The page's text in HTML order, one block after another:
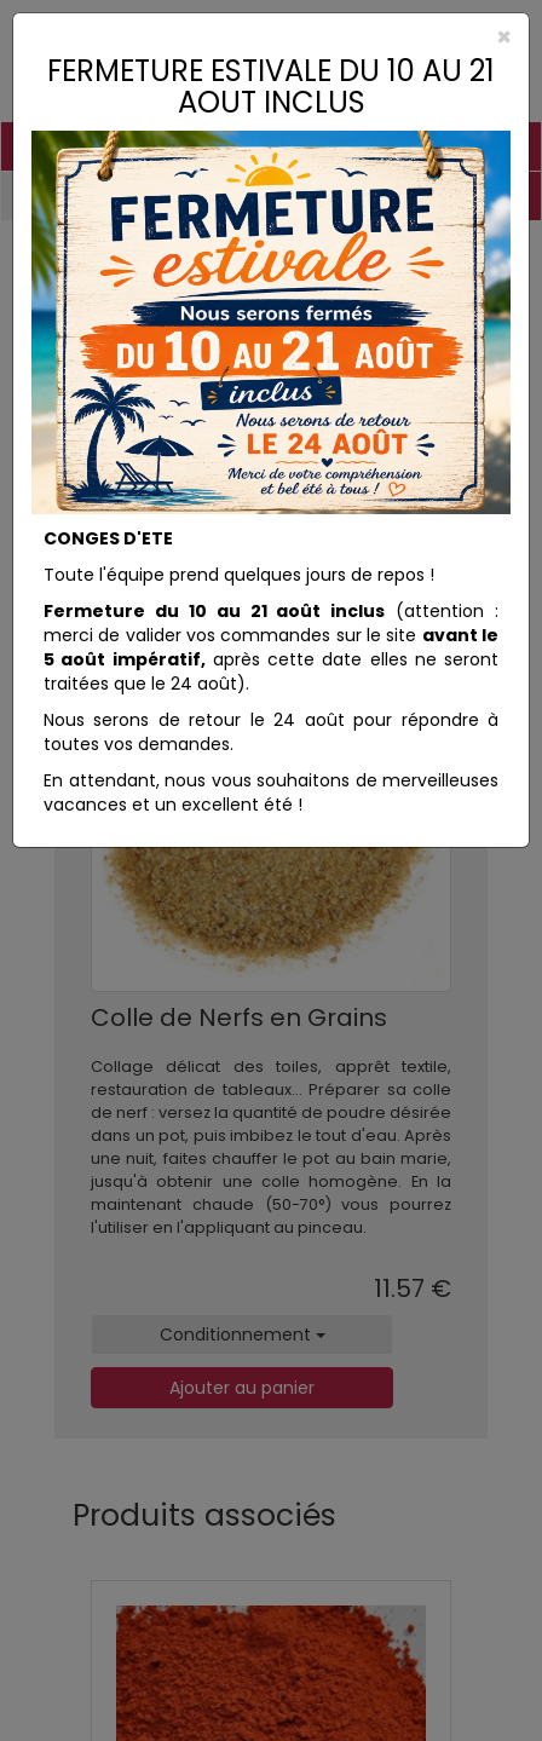
Toggle
PIGMENTS CHAUX CHARGES LIANTS
COLLES DROGUERIE MATÉRIEL DESTOCKAGE
Colles Colle de Nerfs en Grains
COLLES
Colle de Nerfs en Grains
Collage délicat des toiles, apprêt textile,
restauration de tableaux… Préparer sa colle
de nerf : versez la quantité de poudre désirée
dans un pot, puis imbibez le tout d'eau. Après
une nuit, faites chauffer le pot au bain marie,
jusqu'à obtenir une colle homogène. En la
maintenant chaude (50-70°) vous pourrez
l'utiliser en l'appliquant au pinceau.
11.57 €
Conditionnement
Ajouter au panier
Produits associés
×
FERMETURE ESTIVALE DU 10 AU 21
AOUT INCLUS
CONGES D'ETE
Toute l'équipe prend quelques jours de repos !
Fermeture du 10 au 21 août inclus (attention :
merci de valider vos commandes sur le site avant le
5 août impératif,après cette date elles ne seront
traitées que le 24 août).
Nous serons de retour le 24 août pour répondre à
toutes vos demandes.
En attendant, nous vous souhaitons de merveilleuses
vacances et un excellent été !